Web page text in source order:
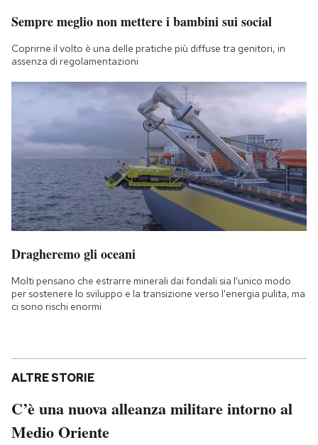
Sempre meglio non mettere i bambini sui social
Coprirne il volto è una delle pratiche più diffuse tra genitori, in
assenza di regolamentazioni
Dragheremo gli oceani
Molti pensano che estrarre minerali dai fondali sia l'unico modo
per sostenere lo sviluppo e la transizione verso l'energia pulita, ma
ci sono rischi enormi
ALTRE STORIE
C’è una nuova alleanza militare intorno al
Medio Oriente